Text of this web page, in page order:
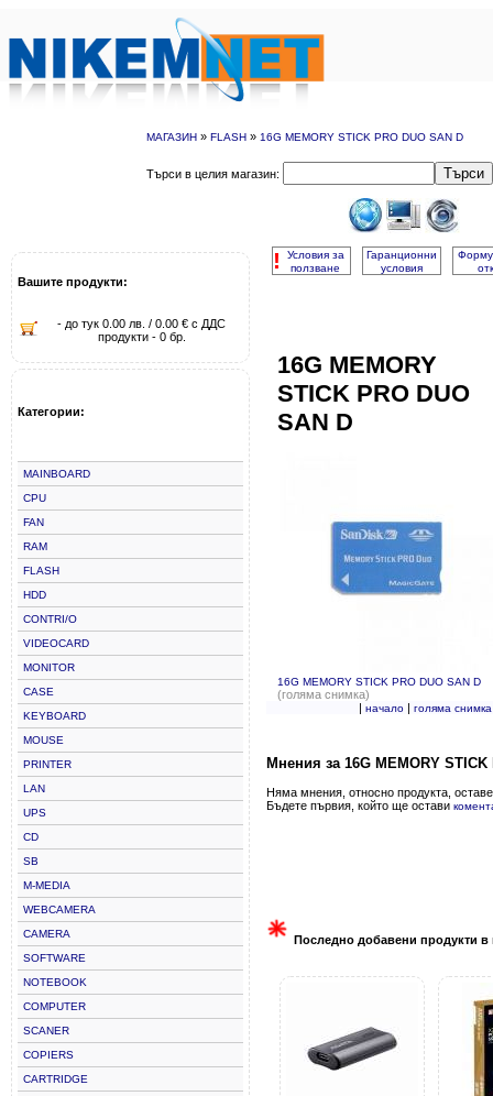
МАГАЗИН » FLASH » 16G MEMORY STICK PRO DUO SAN D
Търси в целия магазин: Търси
Вашите продукти:
- до тук 0.00 лв. / 0.00 € с ДДС
продукти - 0 бр.
Категории:
MAINBOARD
CPU
FAN
RAM
FLASH
HDD
CONTRI/O
VIDEOCARD
MONITOR
CASE
KEYBOARD
MOUSE
PRINTER
LAN
UPS
CD
SB
M-MEDIA
WEBCAMERA
CAMERA
SOFTWARE
NOTEBOOK
COMPUTER
SCANER
COPIERS
CARTRIDGE
!
Условия за
ползване
Гаранционни
условия
16G MEMORY
STICK PRO DUO
SAN D
16G MEMORY STICK PRO DUO SAN D
(голяма снимка)
| начало| голяма снимка
Мнения за 16G MEMORY STICK
Няма мнения, относно продукта,
Бъдете първия, който ще остави
Последно добавени продукти в